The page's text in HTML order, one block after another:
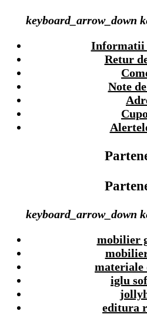
keyboard_arrow_down
Informatii
Retur
Note
keyboard_arrow_down
mobilier
materiale
iglu
editura